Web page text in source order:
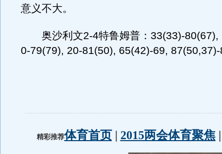
意义不大。
奥沙利文2-4特鲁姆普：33(33)-80(67),
0-79(79), 20-81(50), 65(42)-69, 87(50,37)-